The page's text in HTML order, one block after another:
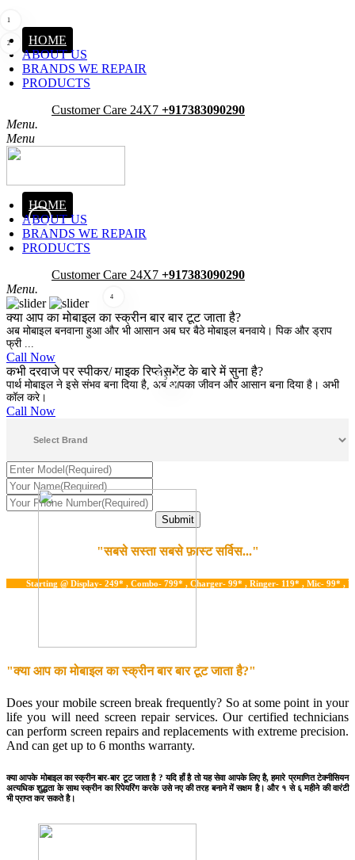
HOME
ABOUT US
BRANDS WE REPAIR
PRODUCTS
Customer Care 24X7 +917383090290
Menu.
Menu
HOME
ABOUT US
BRANDS WE REPAIR
PRODUCTS
Customer Care 24X7 +917383090290
Menu.
क्या आप का मोबाइल का स्क्रीन बार बार टूट जाता है?
अब मोबाइल बनवाना हुआ और भी आसान अब घर बैठे मोबाइल बनवाये। पिक और ड्राप
फ्री ...
Call Now
कभी दरवाजे पर स्पीकर/ माइक रिप्लेसमेंट के बारे में सुना है?
पार्थ मोबाइल ने इसे संभव बना दिया है, अब आपका जीवन और आसान बना दिया है। अभी
कॉल करे।
Call Now
"सबसे सस्ता सबसे फ़ास्ट सर्विस..."
@ Display- 249* , Combo- 799* , Charger- 99* , Ringer- 119* , Mic- 99* , Water
"क्या आप का मोबाइल का स्क्रीन बार बार टूट जाता है?"
Does your mobile screen break frequently? So at some point in your
life you will need screen repair services. Our certified technicians
can perform screen repairs and replacements with extreme precision.
And can get up to 6 months warranty.
क्या आपके मोबाइल का स्क्रीन बार-बार टूट जाता है ? यदि हाँ है तो यह सेवा आपके लिए है, हमारे प्रमाणित टेक्नीसियन
अत्यधिक शुद्धता के साथ स्क्रीन का रिपेयरिंग करके उसे नए की तरह बनाने में सक्षम है। और १ से ६ महीने की वारंटी
भी प्राप्त कर सकते है।
1
2
3
4
5